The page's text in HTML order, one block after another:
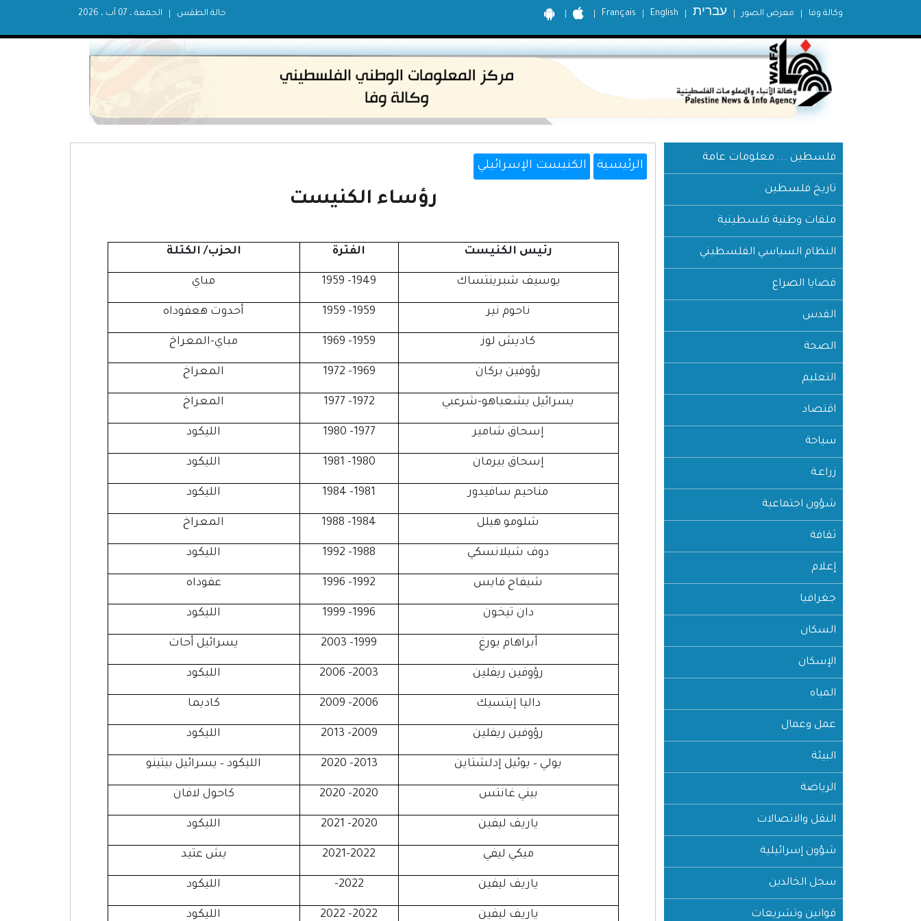
Français English עברית معرض الصور وكالة وفا الجمعة ، 07 آب ، 2026 حالة الطقس
فلسطين ... معلومات عامة
تاريخ فلسطين
ملفات وطنية فلسطينية
النظام السياسي الفلسطيني
قضايا الصراع
القدس
الصحة
التعليم
اقتصاد
سياحة
زراعـة
شؤون اجتماعية
ثقافة
إعلام
جغرافيا
السكان
الإسكان
المياه
عمل وعمال
البيئة
الرياضة
النقل والاتصالات
شؤون إسرائيلية
سجل الخالدين
قوانين وتشريعات
الرئيسية الكنيست الإسرائيلي
رؤساء الكنيست
رئيس الكنيست الفترة الحزب/ الكتلة
يوسيف شبرينتساك 1949- 1959 مباي
ناحوم نير 1959- 1959 أحدوت هعفوداه
كاديش لوز 1959- 1969 مباي-المعراخ
رؤوفين بركان 1969- 1972 المعراخ
يسرائيل يشعياهو-شرعبي 1972- 1977 المعراخ
إسحاق شامير 1977- 1980 الليكود
إسحاق بيرمان 1980- 1981 الليكود
مناحيم سافيدور 1981- 1984 الليكود
شلومو هيلل 1984- 1988 المعراخ
دوف شيلانسكي 1988- 1992 الليكود
شيفاح فايس 1992- 1996 عفوداه
دان تيخون 1996- 1999 الليكود
أبراهام بورغ 1999- 2003 يسرائيل أحات
رؤوفين ريفلين 2003- 2006 الليكود
داليا إيتسيك 2006- 2009 كاديما
رؤوفين ريفلين 2009- 2013 الليكود
يولي – يوئيل إدلشتاين 2013- 2020 الليكود – يسرائيل بيتينو
بيني غانتس 2020- 2020 كاحول لافان
ياريف ليفين 2020- 2021 الليكود
ميكي ليفي 2021-2022 يش عتيد
ياريف ليفين 2022- الليكود
ياريف ليفين 2022- 2022 الليكود